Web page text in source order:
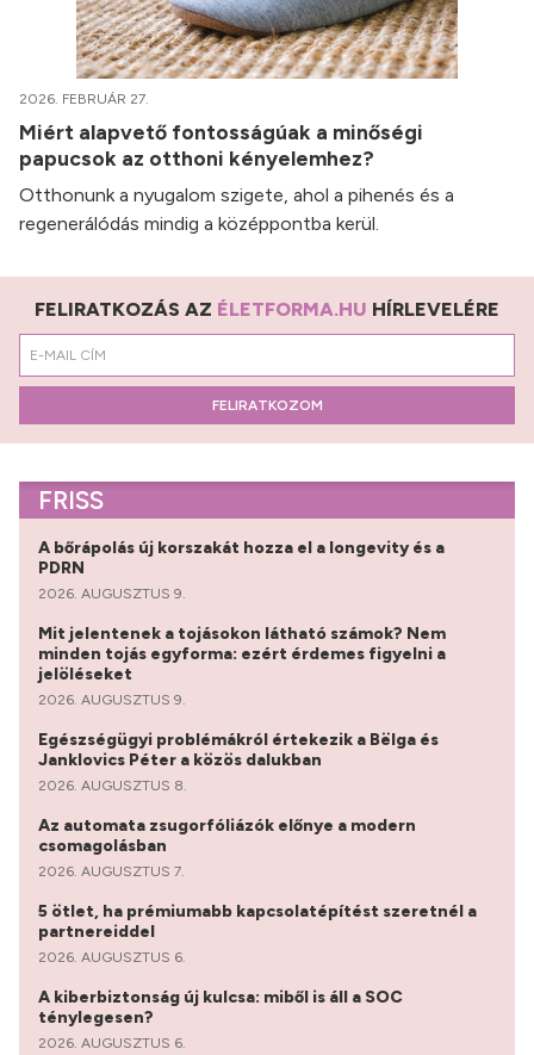
2026. FEBRUÁR 27.
Miért alapvető fontosságúak a minőségi
papucsok az otthoni kényelemhez?
Otthonunk a nyugalom szigete, ahol a pihenés és a
regenerálódás mindig a középpontba kerül.
FELIRATKOZÁS AZ ÉLETFORMA.HU HÍRLEVELÉRE
FELIRATKOZOM
FRISS
A bőrápolás új korszakát hozza el a longevity és a
PDRN
2026. AUGUSZTUS 9.
Mit jelentenek a tojásokon látható számok? Nem
minden tojás egyforma: ezért érdemes figyelni a
jelöléseket
2026. AUGUSZTUS 9.
Egészségügyi problémákról értekezik a Bëlga és
Janklovics Péter a közös dalukban
2026. AUGUSZTUS 8.
Az automata zsugorfóliázók előnye a modern
csomagolásban
2026. AUGUSZTUS 7.
5 ötlet, ha prémiumabb kapcsolatépítést szeretnél a
partnereiddel
2026. AUGUSZTUS 6.
A kiberbiztonság új kulcsa: miből is áll a SOC
ténylegesen?
2026. AUGUSZTUS 6.